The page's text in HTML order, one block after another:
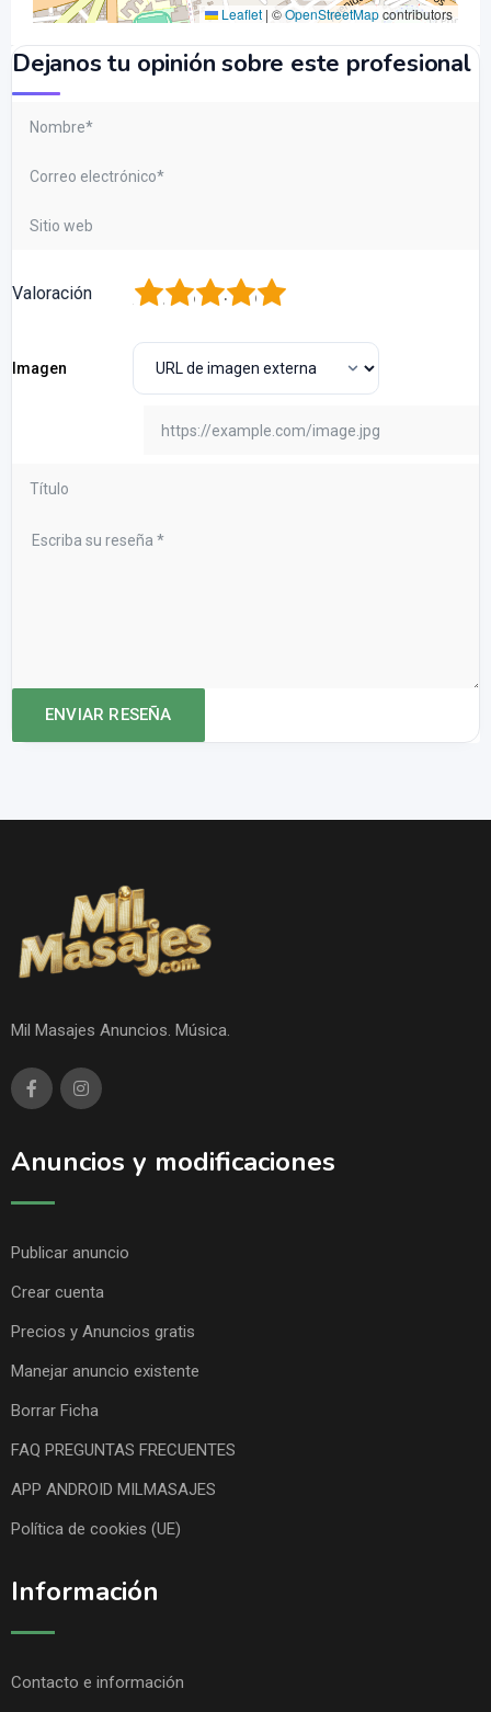
Leaflet | ©OpenStreetMapcontributors
Dejanos tu opinión sobre este profesional
Valoración 5
4
3
2
Imagen
Mil Masajes Anuncios. Música.
Anuncios y modificaciones
Publicar anuncio
Crear cuenta
Precios y Anuncios gratis
Manejar anuncio existente
Borrar Ficha
FAQ PREGUNTAS FRECUENTES
APP ANDROID MILMASAJES
Política de cookies (UE)
Información
Contacto e información